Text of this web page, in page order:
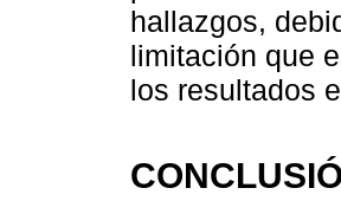
hallazgos,
limitación que
los resultados